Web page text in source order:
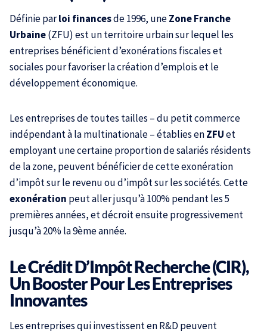
Définie parloi financesde 1996, uneZone Franche
Urbaine(ZFU) est un territoire urbain sur lequel les
entreprises bénéficient d’exonérations fiscales et
sociales pour favoriser la création d’emplois et le
développement économique.
Les entreprises de toutes tailles – du petit commerce
indépendant à la multinationale – établies enZFUet
employant une certaine proportion de salariés résidents
de la zone, peuvent bénéficier de cette exonération
d’impôt sur le revenu ou d’impôt sur les sociétés. Cette
exonération peut aller jusqu’à 100% pendant les 5
premières années, et décroit ensuite progressivement
jusqu’à 20% la 9ème année.
Le Crédit D’Impôt Recherche (CIR),
Un Booster Pour Les Entreprises
Innovantes
Les entreprises qui investissent en R&D peuvent